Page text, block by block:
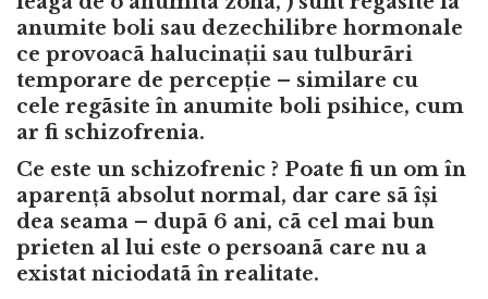
anumite boli sau dezechilibre hormonale
ce provoacã halucinații sau tulburãri
temporare de percepție – similare cu
cele regãsite în anumite boli psihice, cum
ar fi schizofrenia.
Ce este un schizofrenic ? Poate fi un om în
aparențã absolut normal, dar care sã își
dea seama – dupã 6 ani, cã cel mai bun
prieten al lui este o persoanã care nu a
existat niciodatã în realitate.